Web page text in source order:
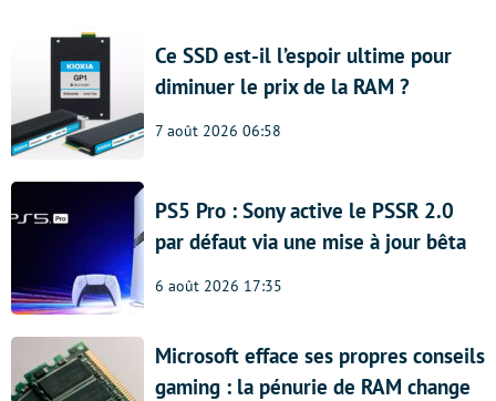
Ce SSD est-il l’espoir ultime pour
diminuer le prix de la RAM ?
7 août 2026 06:58
PS5 Pro : Sony active le PSSR 2.0
par défaut via une mise à jour bêta
6 août 2026 17:35
Microsoft efface ses propres conseils
gaming : la pénurie de RAM change